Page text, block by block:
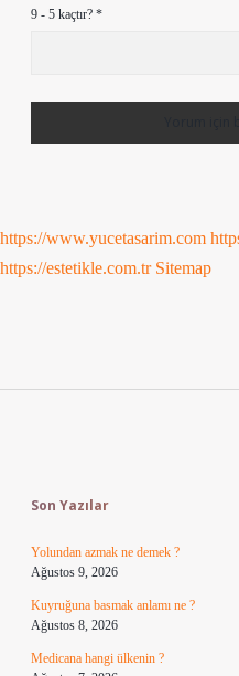
9 - 5 kaçtır? *
https://www.yucetasarim.com
https://estetikle.com.tr Sitemap
Son Yazılar
Yolundan azmak ne demek ?
Ağustos 9, 2026
Kuyruğuna basmak anlamı ne ?
Ağustos 8, 2026
Medicana hangi ülkenin ?